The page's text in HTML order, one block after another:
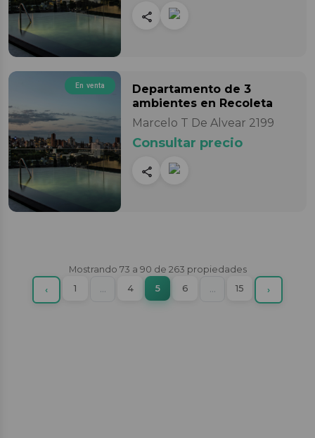
En venta Departamento de 3
ambientes en Recoleta
Marcelo T De Alvear 2199
Consultar precio
Mostrando 73 a 90 de 263 propiedades
‹Previous
1 …More4 5(current)
6 …More15 ›Next